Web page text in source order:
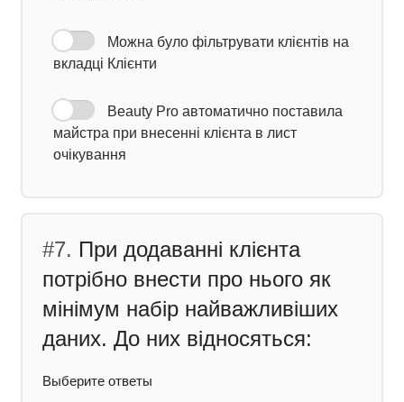
Можна було фільтрувати клієнтів на
вкладці Клієнти
Beauty Pro автоматично поставила
майстра при внесенні клієнта в лист
очікування
#7. При додаванні клієнта
потрібно внести про нього як
мінімум набір найважливіших
даних. До них відносяться:
Выберите ответы